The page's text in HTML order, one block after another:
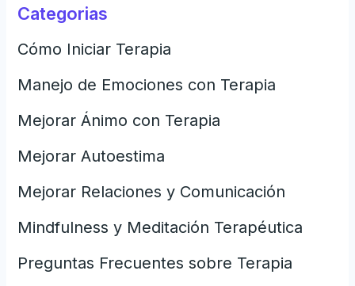
Categorias
Cómo Iniciar Terapia
Manejo de Emociones con Terapia
Mejorar Ánimo con Terapia
Mejorar Autoestima
Mejorar Relaciones y Comunicación
Mindfulness y Meditación Terapéutica
Preguntas Frecuentes sobre Terapia